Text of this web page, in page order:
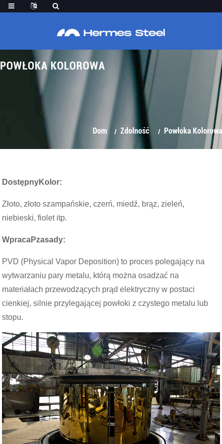
POWŁOKA KOLOROWA
Dom Zdolność Powłoka Kolorowa
DostępnyKolor:
Złoto, złoto szampańskie, czerń, miedź, brąz, zieleń,
niebieski, fiolet itp.
WpracaPzasady:
PVD (Physical Vapor Deposition) to proces polegający na
wytwarzaniu pary metalu, którą można osadzać na
materiałach przewodzących prąd elektryczny w postaci
cienkiej, silnie przylegającej powłoki z czystego metalu lub
stopu.